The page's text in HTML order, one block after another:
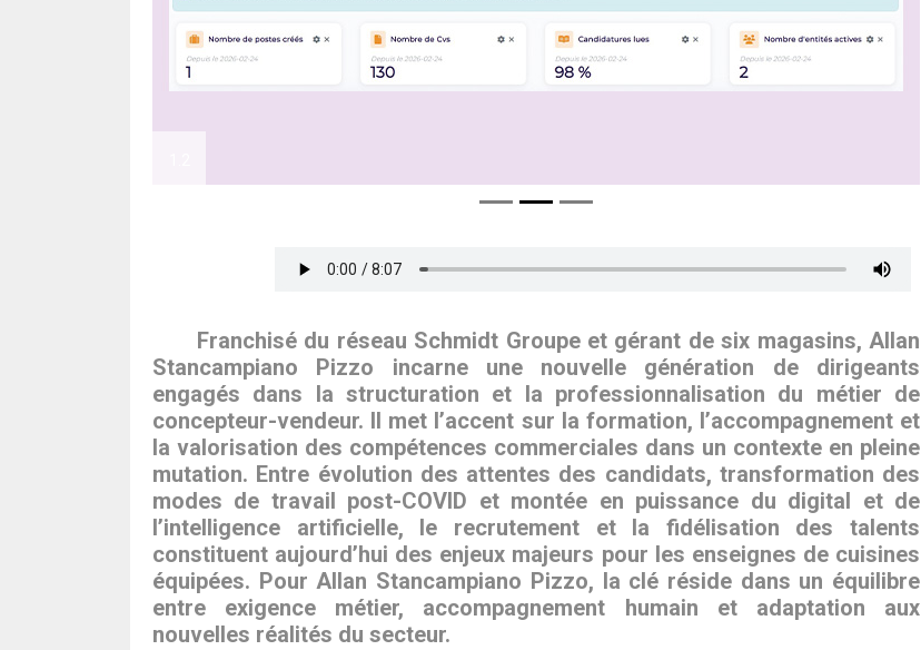
Franchisé du réseau Schmidt Groupe et gérant de six magasins, Allan
Stancampiano Pizzo incarne une nouvelle génération de dirigeants
engagés dans la structuration et la professionnalisation du métier de
concepteur-vendeur. Il met l’accent sur la formation, l’accompagnement et
la valorisation des compétences commerciales dans un contexte en pleine
mutation. Entre évolution des attentes des candidats, transformation des
modes de travail post-COVID et montée en puissance du digital et de
l’intelligence artificielle, le recrutement et la fidélisation des talents
constituent aujourd’hui des enjeux majeurs pour les enseignes de cuisines
équipées. Pour Allan Stancampiano Pizzo, la clé réside dans un équilibre
entre exigence métier, accompagnement humain et adaptation aux
nouvelles réalités du secteur.